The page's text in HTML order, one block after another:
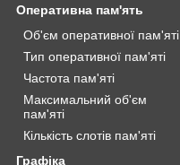
Оперативна пам'ять
Об'єм оперативної пам'яті
Тип оперативної пам'яті
Частота пам'яті
Максимальний об'єм
пам'яті
Кількість слотів пам'яті
Графіка